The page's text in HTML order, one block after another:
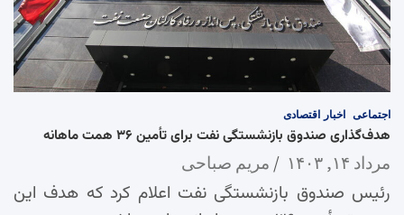
اجتماعی اخبار اقتصادی
هدف‌گذاری صندوق بازنشستگی نفت برای تأمین ۳۶ همت ماهانه
مرداد ۱۴, ۱۴۰۳ مریم صباحی
رئیس صندوق بازنشستگی نفت اعلام کرد که هدف این